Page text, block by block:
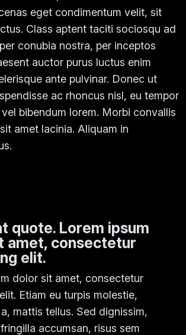
eget condimentum velit, sit
Class aptent taciti sociosqu ad
conubia nostra, per inceptos
auctor purus luctus enim
ante pulvinar. Donec ut
ac rhoncus nisl, eu tempor
bibendum lorem. Morbi convallis
amet lacinia. Aliquam in
quote. Lorem ipsum
amet, consectetur
elit.
dolor sit amet, consectetur
Etiam eu turpis molestie,
mattis tellus. Sed dignissim,
accumsan, risus sem